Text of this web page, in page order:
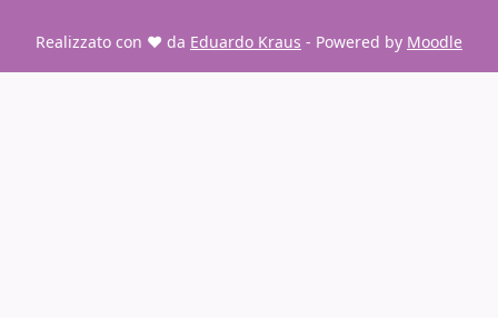
Realizzato con ❤️ da Eduardo Kraus - Powered by Moodle